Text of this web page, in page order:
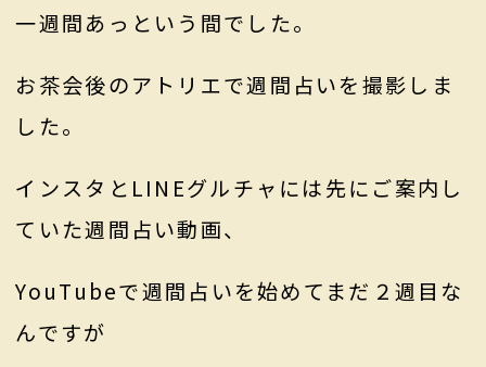
一週間あっという間でした。
お茶会後のアトリエで週間占いを撮影しま
した。
インスタとLINEグルチャには先にご案内し
ていた週間占い動画、
YouTubeで週間占いを始めてまだ２週目な
んですが